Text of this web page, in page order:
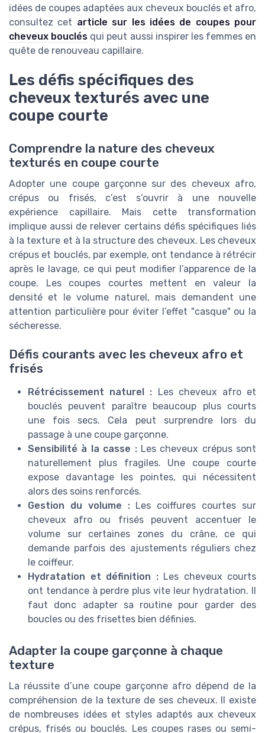
idées de coupes adaptées aux cheveux bouclés et afro,
consultez cet article sur les idées de coupes pour
cheveux bouclés qui peut aussi inspirer les femmes en
quête de renouveau capillaire.
Les défis spécifiques des
cheveux texturés avec une
coupe courte
Comprendre la nature des cheveux
texturés en coupe courte
Adopter une coupe garçonne sur des cheveux afro,
crépus ou frisés, c’est s’ouvrir à une nouvelle
expérience capillaire. Mais cette transformation
implique aussi de relever certains défis spécifiques liés
à la texture et à la structure des cheveux. Les cheveux
crépus et bouclés, par exemple, ont tendance à rétrécir
après le lavage, ce qui peut modifier l’apparence de la
coupe. Les coupes courtes mettent en valeur la
densité et le volume naturel, mais demandent une
attention particulière pour éviter l’effet "casque" ou la
sécheresse.
Défis courants avec les cheveux afro et
frisés
Rétrécissement naturel : Les cheveux afro et
bouclés peuvent paraître beaucoup plus courts
une fois secs. Cela peut surprendre lors du
passage à une coupe garçonne.
Sensibilité à la casse :Les cheveux crépus sont
naturellement plus fragiles. Une coupe courte
expose davantage les pointes, qui nécessitent
alors des soins renforcés.
Gestion du volume :Les coiffures courtes sur
cheveux afro ou frisés peuvent accentuer le
volume sur certaines zones du crâne, ce qui
demande parfois des ajustements réguliers chez
le coiffeur.
Hydratation et définition :Les cheveux courts
ont tendance à perdre plus vite leur hydratation. Il
faut donc adapter sa routine pour garder des
boucles ou des frisettes bien définies.
Adapter la coupe garçonne à chaque
texture
La réussite d’une coupe garçonne afro dépend de la
compréhension de la texture de ses cheveux. Il existe
de nombreuses idées et styles adaptés aux cheveux
crépus, frisés ou bouclés. Les coupes rases ou semi-